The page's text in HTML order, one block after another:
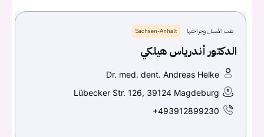
طب الأسنان وجراحتها Sachsen-Anhalt
الدكتور أندرياس هيلكي
Dr. med. dent. Andreas Helke
Lübecker Str. 126, 39124 Magdeburg
+493912899230